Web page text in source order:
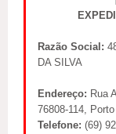
Razão Social:
DA SILVA
Endereço: Rua
76808-114,
Telefone: (69)